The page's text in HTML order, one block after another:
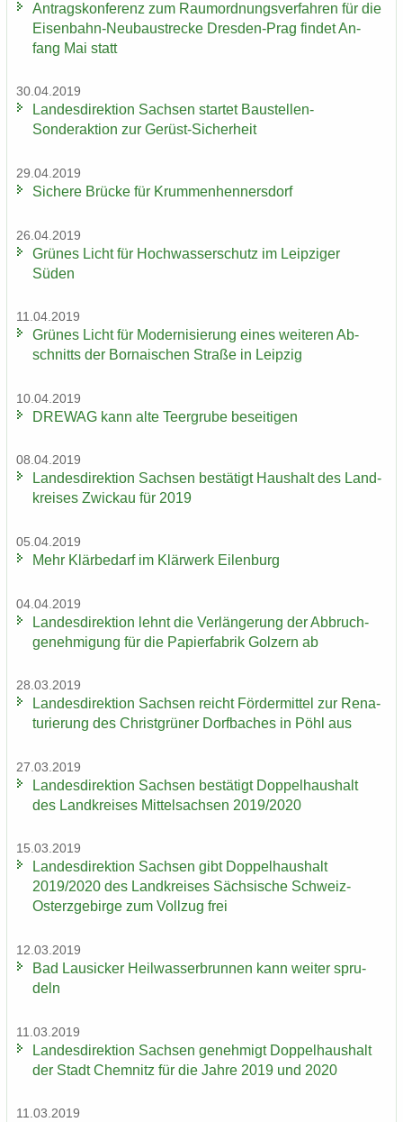
An­trags­kon­fe­renz zum Raum­ord­nungs­ver­fah­ren für die
Eisenbahn-​Neubaustrecke Dresden-​Prag fin­det An­
fang Mai statt
30.04.2019
Lan­des­di­rek­ti­on Sach­sen star­tet Baustellen-​
Sonderaktion zur Gerüst-​Sicherheit
29.04.2019
Si­che­re Brü­cke für Krum­men­hen­ners­dorf
26.04.2019
Grü­nes Licht für Hoch­was­ser­schutz im Leip­zi­ger
Süden
11.04.2019
Grü­nes Licht für Mo­der­ni­sie­rung eines wei­te­ren Ab­
schnitts der Bor­na­i­schen Stra­ße in Leip­zig
10.04.2019
DRE­WAG kann alte Teergru­be be­sei­ti­gen
08.04.2019
Lan­des­di­rek­ti­on Sach­sen be­stä­tigt Haus­halt des Land­
krei­ses Zwi­ckau für 2019
05.04.2019
Mehr Klär­be­darf im Klär­werk Ei­len­burg
04.04.2019
Lan­des­di­rek­ti­on lehnt die Ver­län­ge­rung der Ab­bruch­
ge­neh­mi­gung für die Pa­pier­fa­brik Golz­ern ab
28.03.2019
Lan­des­di­rek­ti­on Sach­sen reicht För­der­mit­tel zur Re­na­
tu­rie­rung des Christ­grü­ner Dorf­ba­ches in Pöhl aus
27.03.2019
Lan­des­di­rek­ti­on Sach­sen be­stä­tigt Dop­pel­haus­halt
des Land­krei­ses Mit­tel­sach­sen 2019/2020
15.03.2019
Lan­des­di­rek­ti­on Sach­sen gibt Dop­pel­haus­halt
2019/2020 des Land­krei­ses Säch­si­sche Schweiz-​
Osterzgebirge zum Voll­zug frei
12.03.2019
Bad Lau­si­cker Heil­was­ser­brun­nen kann wei­ter spru­
deln
11.03.2019
Lan­des­di­rek­ti­on Sach­sen ge­neh­migt Dop­pel­haus­halt
der Stadt Chem­nitz für die Jahre 2019 und 2020
11.03.2019